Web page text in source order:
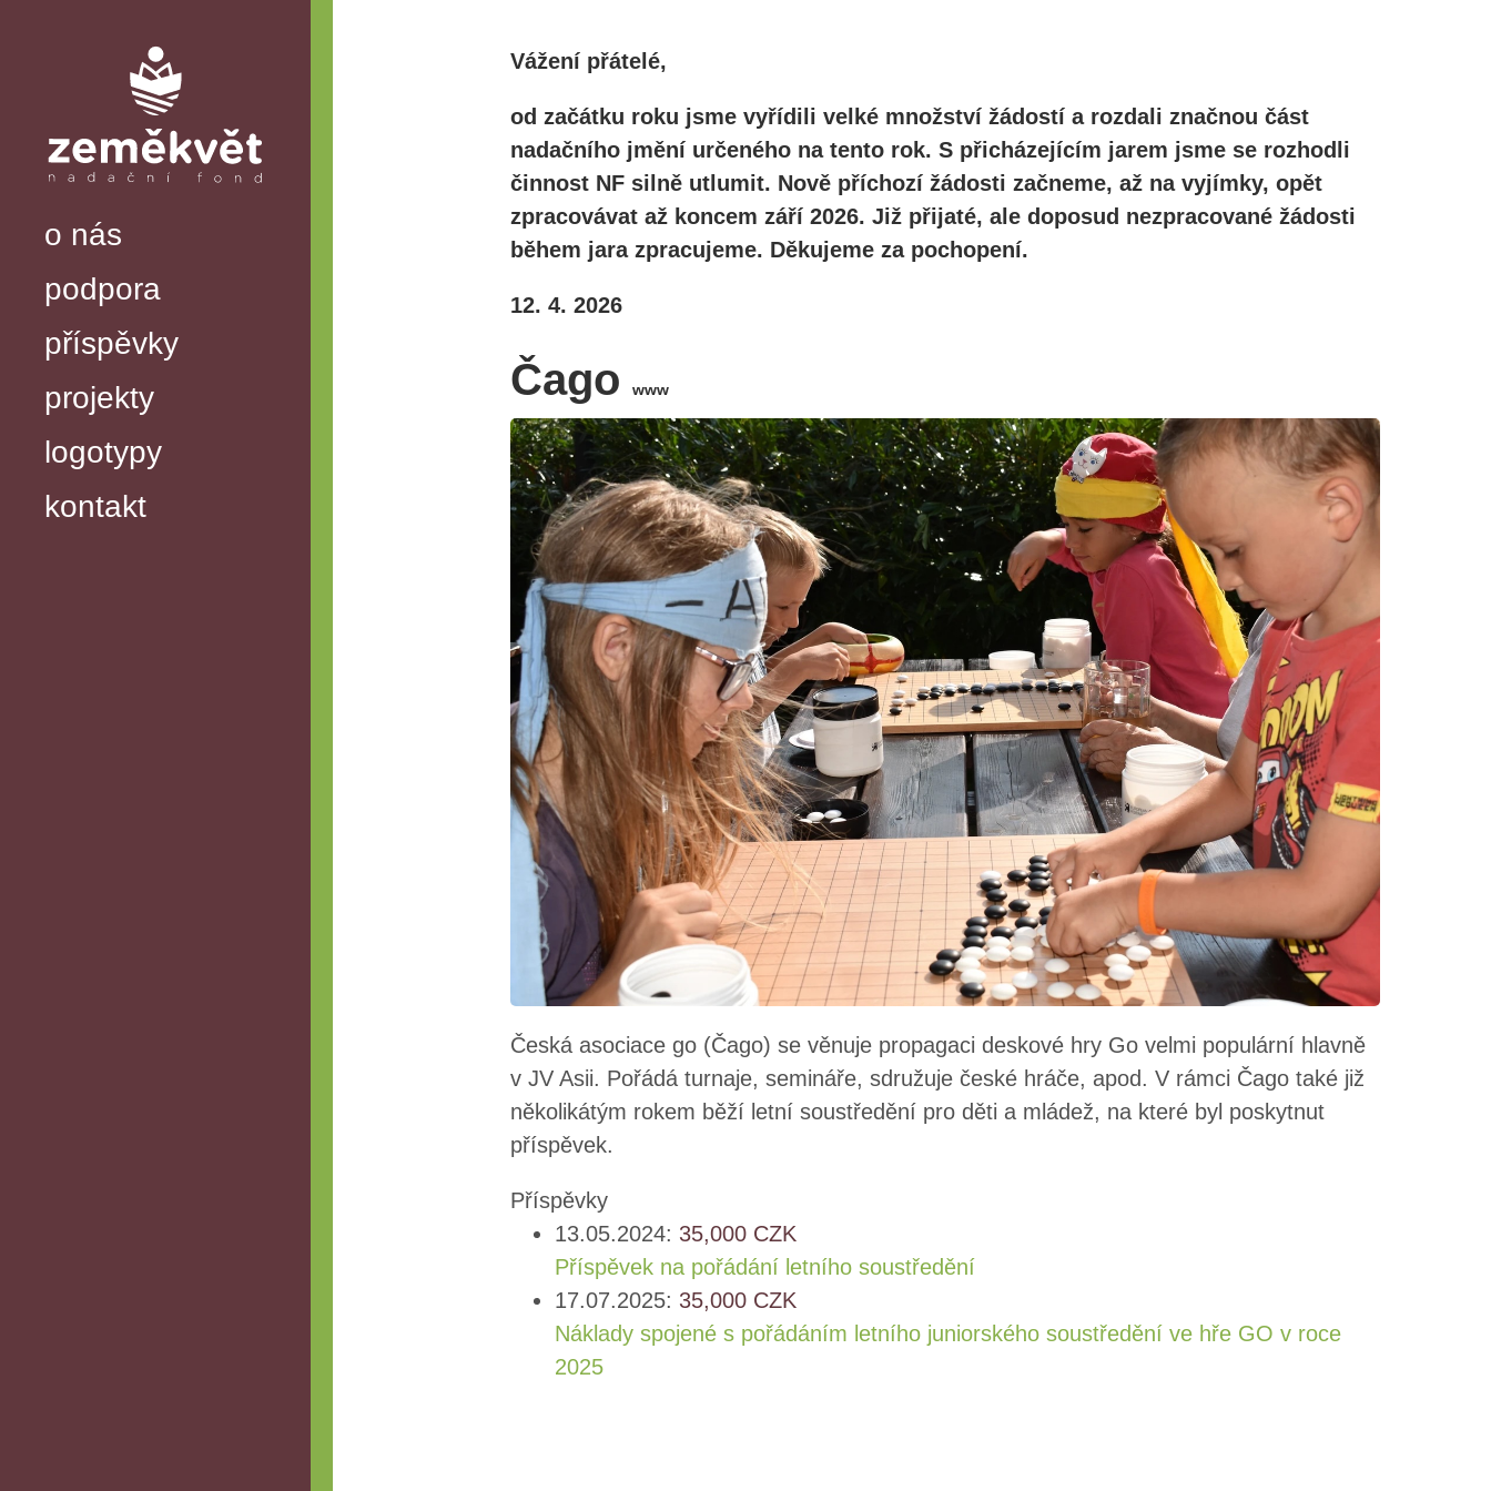
o nás
podpora
příspěvky
projekty
logotypy
kontakt
Vážení přátelé,
od začátku roku jsme vyřídili velké množství žádostí a rozdali značnou část
nadačního jmění určeného na tento rok. S přicházejícím jarem jsme se rozhodli
činnost NF silně utlumit. Nově příchozí žádosti začneme, až na vyjímky, opět
zpracovávat až koncem září 2026. Již přijaté, ale doposud nezpracované žádosti
během jara zpracujeme. Děkujeme za pochopení.
12. 4. 2026
Čago www
Česká asociace go (Čago) se věnuje propagaci deskové hry Go velmi populární hlavně
v JV Asii. Pořádá turnaje, semináře, sdružuje české hráče, apod. V rámci Čago také již
několikátým rokem běží letní soustředění pro děti a mládež, na které byl poskytnut
příspěvek.
Příspěvky
13.05.2024: 35,000 CZK
Příspěvek na pořádání letního soustředění
17.07.2025: 35,000 CZK
Náklady spojené s pořádáním letního juniorského soustředění ve hře GO v roce
2025